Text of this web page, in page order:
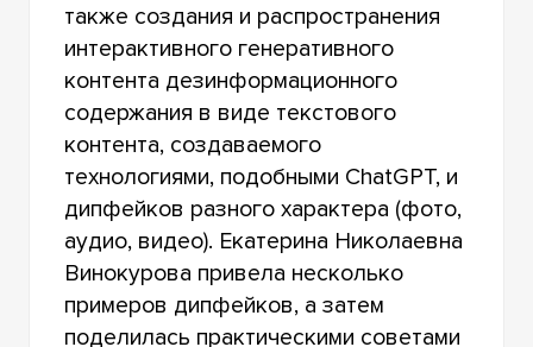
также создания и распространения
интерактивного генеративного
контента дезинформационного
содержания в виде текстового
контента, создаваемого
технологиями, подобными ChatGPT, и
дипфейков разного характера (фото,
аудио, видео). Екатерина Николаевна
Винокурова привела несколько
примеров дипфейков, а затем
поделилась практическими советами